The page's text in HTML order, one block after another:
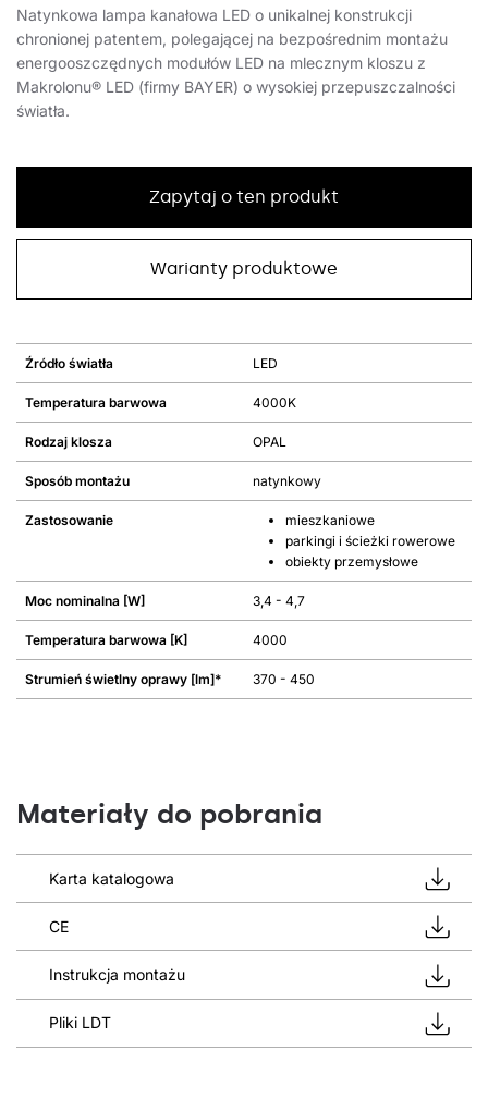
Natynkowa lampa kanałowa LED o unikalnej konstrukcji
chronionej patentem, polegającej na bezpośrednim montażu
energooszczędnych modułów LED na mlecznym kloszu z
Makrolonu® LED (firmy BAYER) o wysokiej przepuszczalności
światła.
Zapytaj o ten produkt
Warianty produktowe
Źródło światła LED
Temperatura barwowa 4000K
Rodzaj klosza OPAL
Sposób montażu natynkowy
Zastosowanie
mieszkaniowe
parkingi i ścieżki rowerowe
obiekty przemysłowe
Moc nominalna [W] 3,4 - 4,7
Temperatura barwowa [K] 4000
Strumień świetlny oprawy [lm]* 370 - 450
Materiały do pobrania
Karta katalogowa
CE
Instrukcja montażu
Pliki LDT